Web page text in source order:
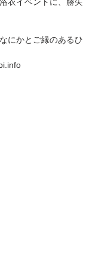
にかとご縁のあるひ